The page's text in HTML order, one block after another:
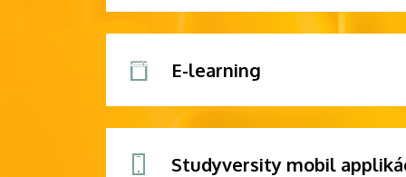
E-learning
Studyversity mobil